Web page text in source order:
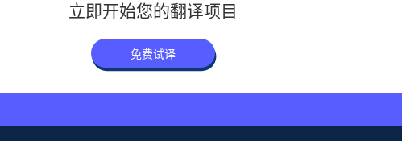
立即开始您的翻译项目
免费试译